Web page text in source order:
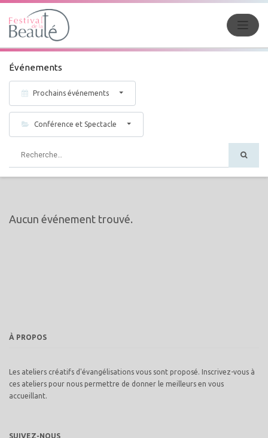
Événements
Prochains événements
Conférence et Spectacle
Aucun événement trouvé.
À PROPOS
Les ateliers créatifs d'évangélisations vous sont proposé. Inscrivez-vous à
ces ateliers pour nous permettre de donner le meilleurs en vous
accueillant.
SUIVEZ-NOUS